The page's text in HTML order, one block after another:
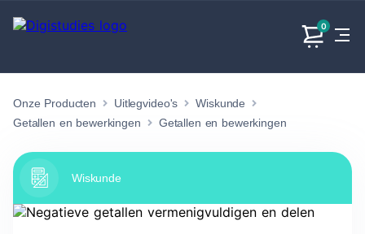
0
Exacte
vakken
vakken.
Taalvakken
vakken.
Maatschappijvakken
Onze Producten Uitlegvideo's
Wiskunde
Getallen en bewerkingen
Getallen en bewerkingen
Wiskunde